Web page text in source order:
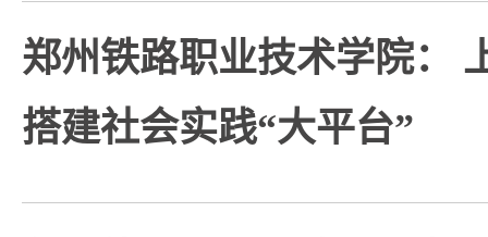
郑州铁路职业技术学院：
搭建社会实践“大平台”